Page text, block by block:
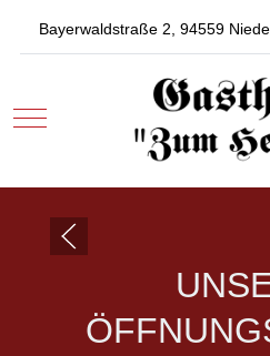
Bayerwaldstraße 2, 94559
Mobile Menu Toggle